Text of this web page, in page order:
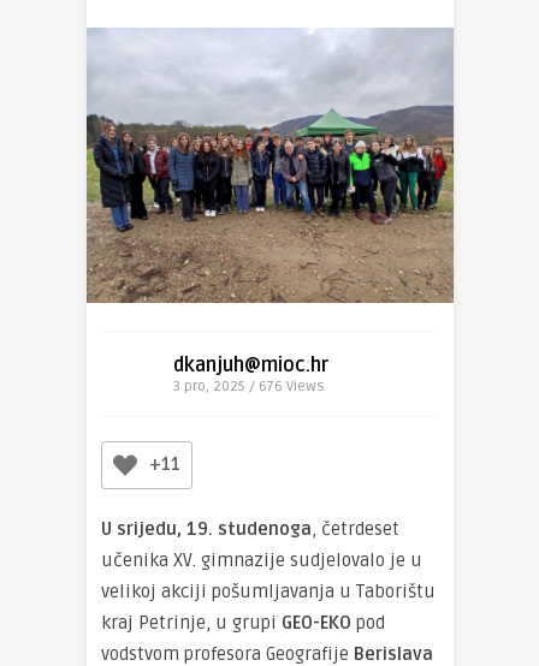
dkanjuh@mioc.hr
3 pro, 2025 / 676 Views
+11
U srijedu, 19. studenoga, četrdeset
učenika XV. gimnazije sudjelovalo je u
velikoj akciji pošumljavanja u Taborištu
kraj Petrinje, u grupi GEO-EKO pod
vodstvom profesora Geografije Berislava